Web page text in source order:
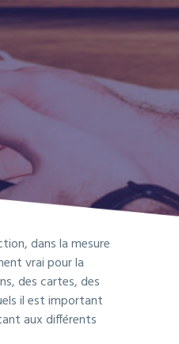
dans la mesure
vrai pour la
des cartes, des
il est important
aux différents